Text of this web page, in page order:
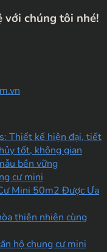
với chúng tôi nhé!
Thiết kế hiện đại, tiết
tốt, không gian
bền vững
cư mini
Mini 50m2 Được Ưa
thiên nhiên cùng
hộ chung cư mini